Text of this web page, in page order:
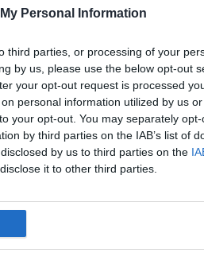
Personal Information
third parties, or processing of your
by us, please use the below opt-out
your opt-out request is processed
personal information utilized by us
your opt-out. You may separately
by third parties on the IAB’s list of
by us to third parties on the
it to other third parties.
DNA Ploiești, fiind
de trafic de influență
1, Andrei Chiliman (68